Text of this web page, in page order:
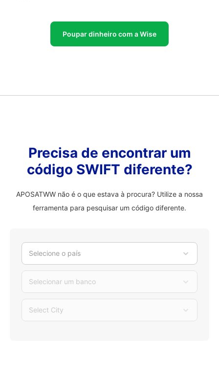
Poupar dinheiro com a Wise
Precisa de encontrar um
código SWIFT diferente?
APOSATWW não é o que estava à procura? Utilize a nossa
ferramenta para pesquisar um código diferente.
Selecione o país
Selecionar um banco
Select City